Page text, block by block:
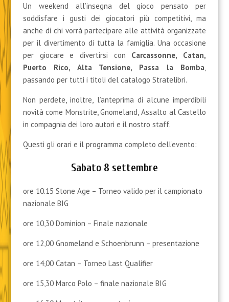
Un weekend all’insegna del gioco pensato per
soddisfare i gusti dei giocatori più competitivi, ma
anche di chi vorrà partecipare alle attività organizzate
per il divertimento di tutta la famiglia. Una occasione
per giocare e divertirsi con Carcassonne, Catan,
Puerto Rico, Alta Tensione, Passa la Bomba
passando per tutti i titoli del catalogo Stratelibri.
Non perdete, inoltre, l’anteprima di alcune imperdibili
novità come Monstrite, Gnomeland, Assalto al Castello
in compagnia dei loro autori e il nostro staff.
Questi gli orari e il programma completo dell’evento:
Sabato 8 settembre
ore 10.15 Stone Age – Torneo valido per il campionato
nazionale BIG
ore 10,30 Dominion – Finale nazionale
ore 12,00 Gnomeland e Schoenbrunn – presentazione
ore 14,00 Catan – Torneo Last Qualifier
ore 15,30 Marco Polo – finale nazionale BIG